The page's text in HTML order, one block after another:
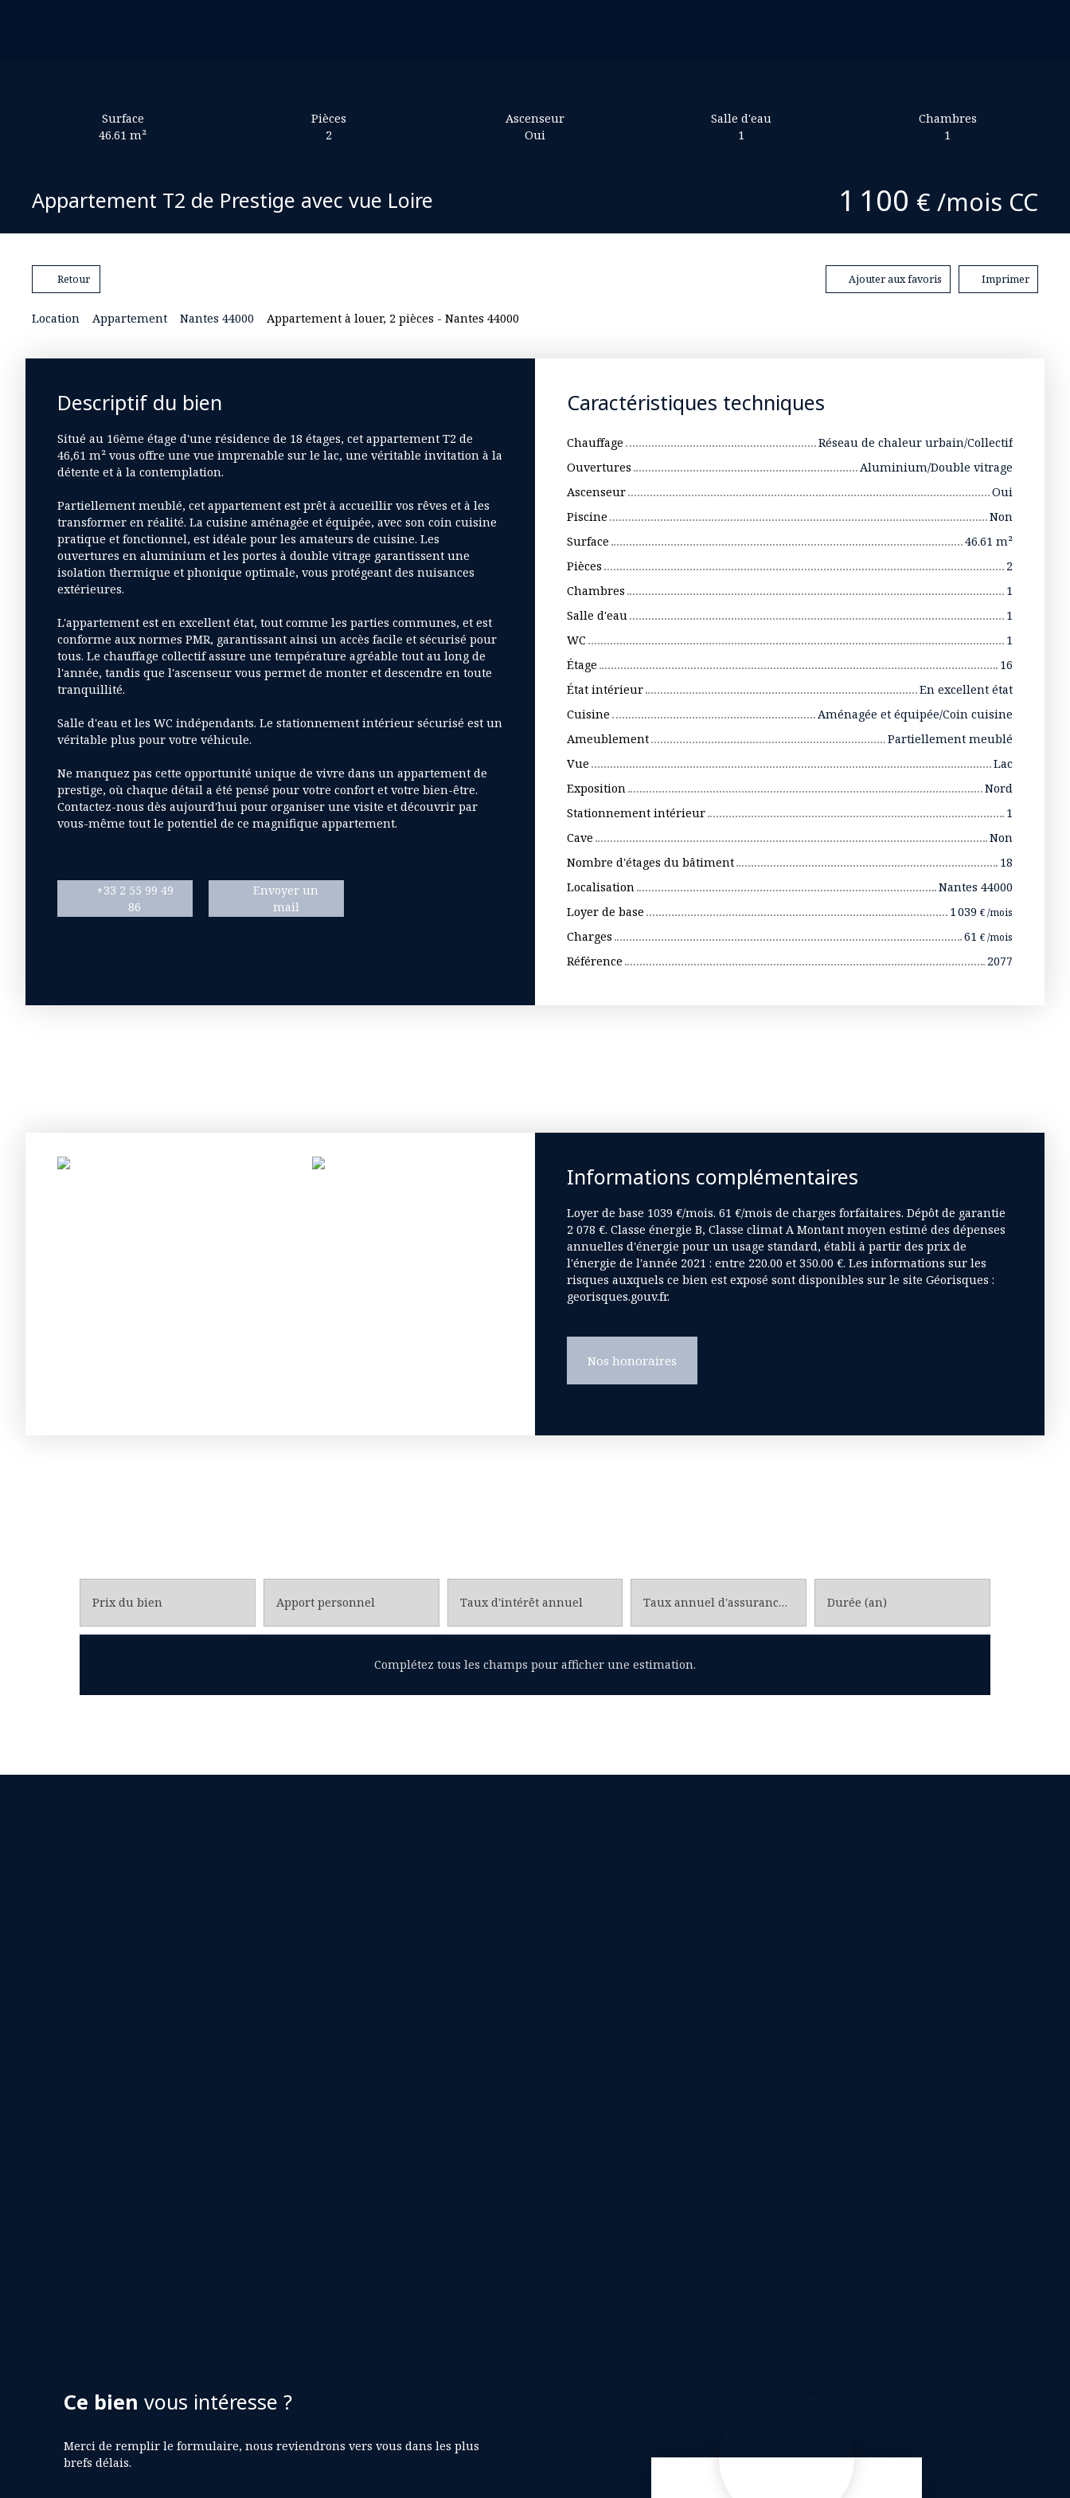
Surface
46.61 m²
Pièces
2
Ascenseur
Oui
Salle d'eau
1
Chambres
1
Appartement T2 de Prestige avec vue Loire 1 100 € /mois CC
Retour Ajouter aux favoris Imprimer
Location Appartement Nantes 44000 Appartement à louer, 2 pièces - Nantes 44000
Descriptif du bien
Situé au 16ème étage d'une résidence de 18 étages, cet appartement T2 de
46,61 m² vous offre une vue imprenable sur le lac, une véritable invitation à la
détente et à la contemplation.
Partiellement meublé, cet appartement est prêt à accueillir vos rêves et à les
transformer en réalité. La cuisine aménagée et équipée, avec son coin cuisine
pratique et fonctionnel, est idéale pour les amateurs de cuisine. Les
ouvertures en aluminium et les portes à double vitrage garantissent une
isolation thermique et phonique optimale, vous protégeant des nuisances
extérieures.
L'appartement est en excellent état, tout comme les parties communes, et est
conforme aux normes PMR, garantissant ainsi un accès facile et sécurisé pour
tous. Le chauffage collectif assure une température agréable tout au long de
l'année, tandis que l'ascenseur vous permet de monter et descendre en toute
tranquillité.
Salle d'eau et les WC indépendants. Le stationnement intérieur sécurisé est un
véritable plus pour votre véhicule.
Ne manquez pas cette opportunité unique de vivre dans un appartement de
prestige, où chaque détail a été pensé pour votre confort et votre bien-être.
Contactez-nous dès aujourd'hui pour organiser une visite et découvrir par
vous-même tout le potentiel de ce magnifique appartement.
+33 2 55 99 49
86
Envoyer un
mail
Caractéristiques techniques
Chauffage
Réseau de chaleur urbain/Collectif
Ouvertures
Aluminium/Double vitrage
Ascenseur
Oui
Piscine
Non
Surface
46.61 m²
Pièces
2
Chambres
1
Salle d'eau
1
WC
1
Étage
16
État intérieur
En excellent état
Cuisine
Aménagée et équipée/Coin cuisine
Ameublement
Partiellement meublé
Vue
Lac
Exposition
Nord
Stationnement intérieur
1
Cave
Non
Nombre d'étages du bâtiment
18
Localisation
Nantes 44000
Loyer de base
1 039 € /mois
Charges 61 € /mois
Référence 2077
Informations complémentaires
Loyer de base 1039 €/mois. 61 €/mois de charges forfaitaires. Dépôt de garantie
2 078 €. Classe énergie B, Classe climat A Montant moyen estimé des dépenses
annuelles d'énergie pour un usage standard, établi à partir des prix de
l'énergie de l'année 2021 : entre 220.00 et 350.00 €. Les informations sur les
risques auxquels ce bien est exposé sont disponibles sur le site Géorisques :
georisques.gouv.fr.
Nos honoraires
Prix du bien Apport personnel Taux d'intérêt annuel Taux annuel d'assurance emprunteur Durée (an)
Complétez tous les champs pour afficher une estimation.
Ce bien vous intéresse ?
Merci de remplir le formulaire, nous reviendrons vers vous dans les plus
brefs délais.